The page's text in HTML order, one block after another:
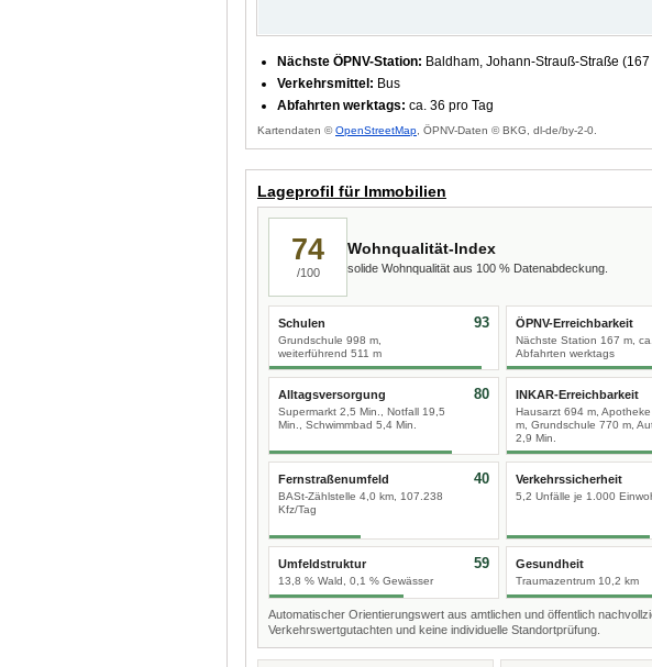
Nächste ÖPNV-Station: Baldham, Johann-Strauß-Straße (167
Verkehrsmittel: Bus
Abfahrten werktags: ca. 36 pro Tag
Kartendaten ©OpenStreetMap , ÖPNV-Daten © BKG, dl-de/by-2-0.
Lageprofil für Immobilien
74
/100
Wohnqualität-Index
solide Wohnqualität aus 100 % Datenabdeckung.
Schulen
Grundschule 998 m,
weiterführend 511 m
93 ÖPNV-Erreichbarkeit
Nächste Station 167 m,
Abfahrten werktags
Alltagsversorgung
Supermarkt 2,5 Min., Notfall 19,5
Min., Schwimmbad 5,4 Min.
80 INKAR-Erreichbarkeit
Hausarzt 694 m,
m, Grundschule 770 m,
2,9 Min.
Fernstraßenumfeld
BASt-Zählstelle 4,0 km, 107.238
Kfz/Tag
40 Verkehrssicherheit
5,2 Unfälle je 1.000
Umfeldstruktur
13,8 % Wald, 0,1 % Gewässer
59 Gesundheit
Traumazentrum 10,2 km
Automatischer Orientierungswert aus amtlichen und öffentlich
Verkehrswertgutachten und keine individuelle Standortprüfung.